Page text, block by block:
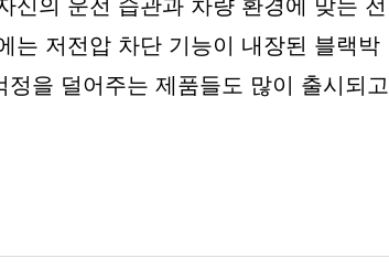
신의 운전 습관과 차량 환경에 맞는 전
는 저전압 차단 기능이 내장된 블랙박
을 덜어주는 제품들도 많이 출시되고